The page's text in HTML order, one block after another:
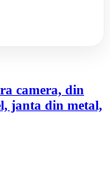
camera, din
janta din metal,